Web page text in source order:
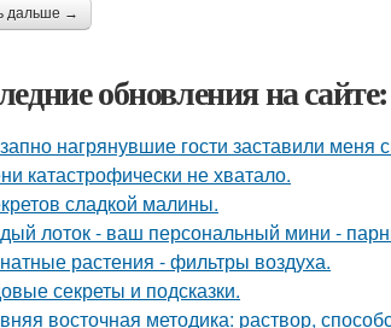
дальше →
обновления на сайте:
нагрянувшие гости заставили меня
катастрофически не хватало.
сладкой малины.
лоток - ваш персональный мини -
растения - фильтры воздуха.
секреты и подсказки.
восточная методика: раствор,